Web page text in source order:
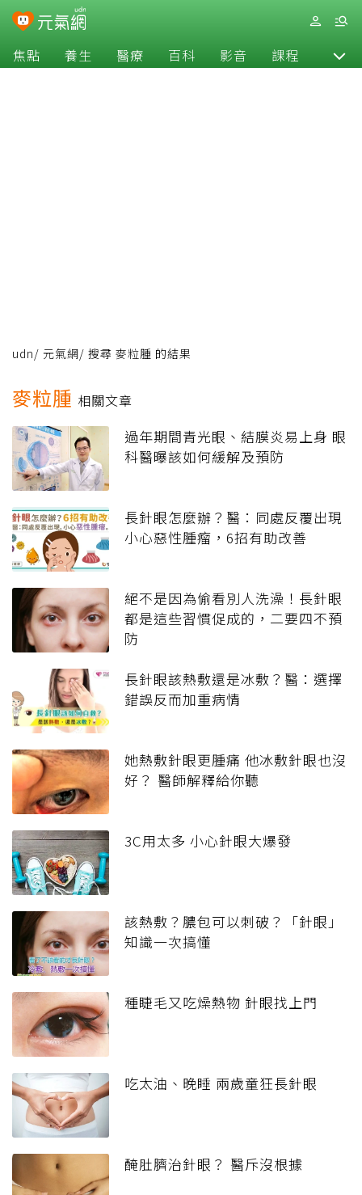
焦點 養生 醫療 百科 影音 課程 退休
udn/ 元氣網/ 搜尋 麥粒腫 的結果
麥粒腫 相關文章
過年期間青光眼、結膜炎易上身 眼
科醫曝該如何緩解及預防
長針眼怎麼辦？醫：同處反覆出現
小心惡性腫瘤，6招有助改善
絕不是因為偷看別人洗澡！長針眼
都是這些習慣促成的，二要四不預
防
長針眼該熱敷還是冰敷？醫：選擇
錯誤反而加重病情
她熱敷針眼更腫痛 他冰敷針眼也沒
好？ 醫師解釋給你聽
3C用太多 小心針眼大爆發
該熱敷？膿包可以刺破？「針眼」
知識一次搞懂
種睫毛又吃燥熱物 針眼找上門
吃太油、晚睡 兩歲童狂長針眼
醃肚臍治針眼？ 醫斥沒根據